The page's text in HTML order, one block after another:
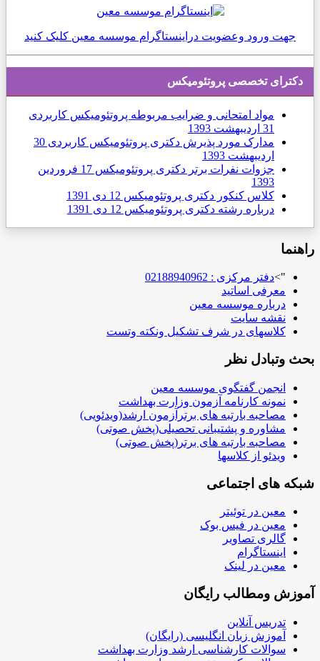
جهت ورود وعضویت دراینستاگرام موسسه معین کلیک کنید
دكترای تخصصی پروتئومیکس
مواد امتحانی و ضرایب مربوطه پروتئومیکس کاربردی
31 ارديبهشت 1393
مدارک مورد پذیرش دکتری پروتئومیکس کاربردی 30
ارديبهشت 1393
جزوات نفرات برتر دکتری پروتئومیکس
17 فروردين
1393
کلاس کنکور دکتری پروتئومیکس 12 دی 1391
درباره رشته دکتری پروتئومیکس 12 دی 1391
راهنما
">دفتر مرکزی : 02188940962
معرفی اساتید
درباره موسسه معین
نقشه سایت
کلاسهای در شرف تشکیل ونکته وتست
بحث وتبادل نظر
انجمن گفتگوی موسسه معین
نمونه کارنامه آزمون وزارت بهداشت
مصاحبه بارتبه های برترآزمون ارشد(ویدئویی)
مشاوره و پشتیبانی تحصیلی(پخش صوتی)
مصاحبه بارتبه های برتر(پخش صوتی)
ویدئو از کلاسها
شبکه های اجتماعی
معین در توئیتر
معین در فیس بوک
گالری تصاویر
اینستاگرام
معین در لینک
آموزش ومطالب رایگان
تدریس آنلاین
آموزش زبان انگلیسی (رایگان)
سوالات کارشناسی ارشد وزارت بهداشت